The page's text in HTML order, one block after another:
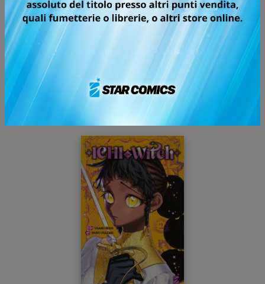
Di seguito ti proponiamo le ultime uscite di martedì 23
giugno 2026 dei fumetti Star Comics.
Clicca sul fumetto di tuo interesse per leggerne in
anteprima
FUMETTI MARTEDÌ 23
GIUGNO 2026